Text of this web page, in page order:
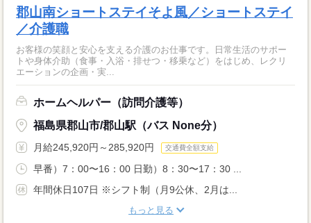
郡山南ショートステイそよ風／ショートステイ
／介護職
お客様の笑顔と安心を支える介護のお仕事です。日常生活のサポー
トや身体介助（食事・入浴・排せつ・移乗など）をはじめ、レクリ
エーションの企画・実...
ホームヘルパー（訪問介護等）
福島県郡山市/郡山駅（バス None分）
月給245,920円～285,920円 交通費全額支給
早番）7：00〜16：00 日勤）8：30〜17：30 ...
年間休日107日 ※シフト制（月9公休、2月は...
もっと見る